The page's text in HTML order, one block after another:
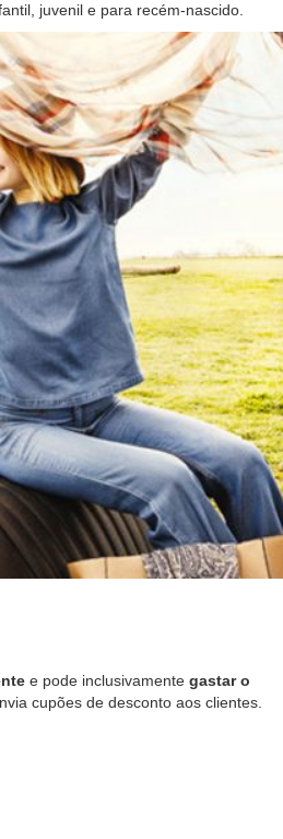
juvenil e para recém-nascido.
e pode inclusivamente gastar o
cupões de desconto aos clientes.